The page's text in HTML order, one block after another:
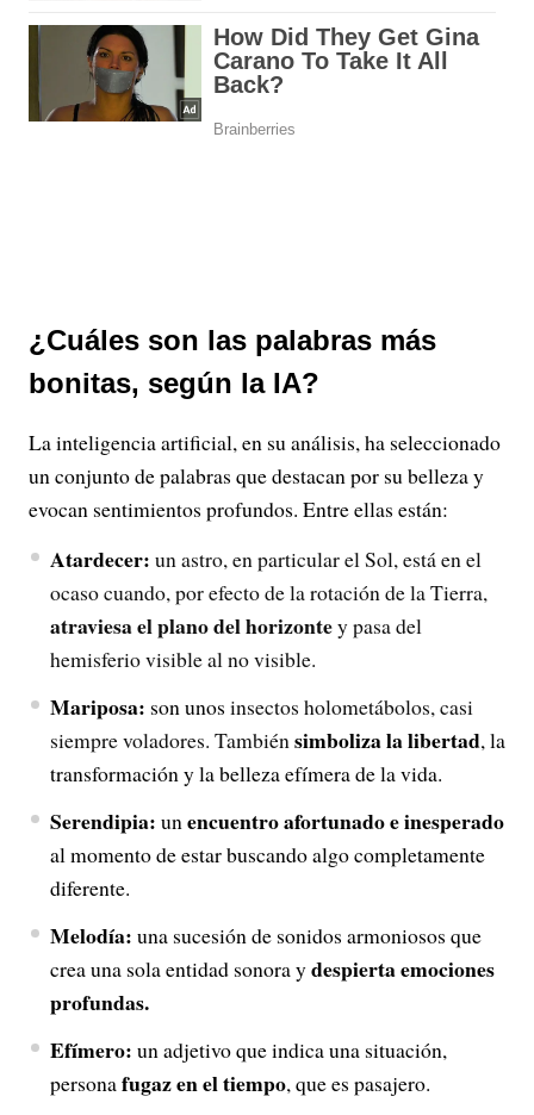
¿Cuáles son las palabras más
bonitas, según la IA?
La inteligencia artificial, en su análisis, ha seleccionado
un conjunto de palabras que destacan por su belleza y
evocan sentimientos profundos. Entre ellas están:
Atardecer: un astro, en particular el Sol, está en el
ocaso cuando, por efecto de la rotación de la Tierra,
atraviesa el plano del horizontey pasa del
hemisferio visible al no visible.
Mariposa: son unos insectos holometábolos, casi
siempre voladores. Tambiénsimboliza la libertad, la
transformación y la belleza efímera de la vida.
Serendipia: unencuentro afortunado e inesperado
al momento de estar buscando algo completamente
diferente.
Melodía: una sucesión de sonidos armoniosos que
crea una sola entidad sonora ydespierta emociones
profundas.
Efímero: un adjetivo que indica una situación,
personafugaz en el tiempo, que es pasajero.